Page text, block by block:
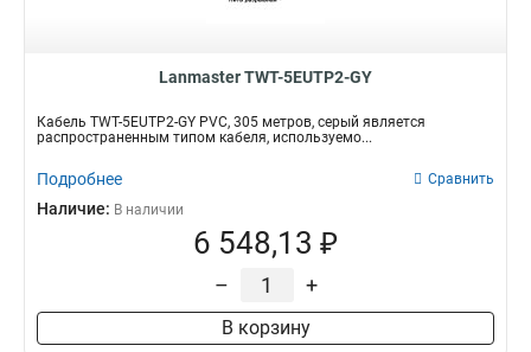
Lanmaster TWT-5EUTP2-GY
Кабель TWT-5EUTP2-GY PVC, 305 метров, серый является
распространенным типом кабеля, используемо...
Подробнее Сравнить
Наличие: В наличии
6 548,13 ₽
– +
В корзину